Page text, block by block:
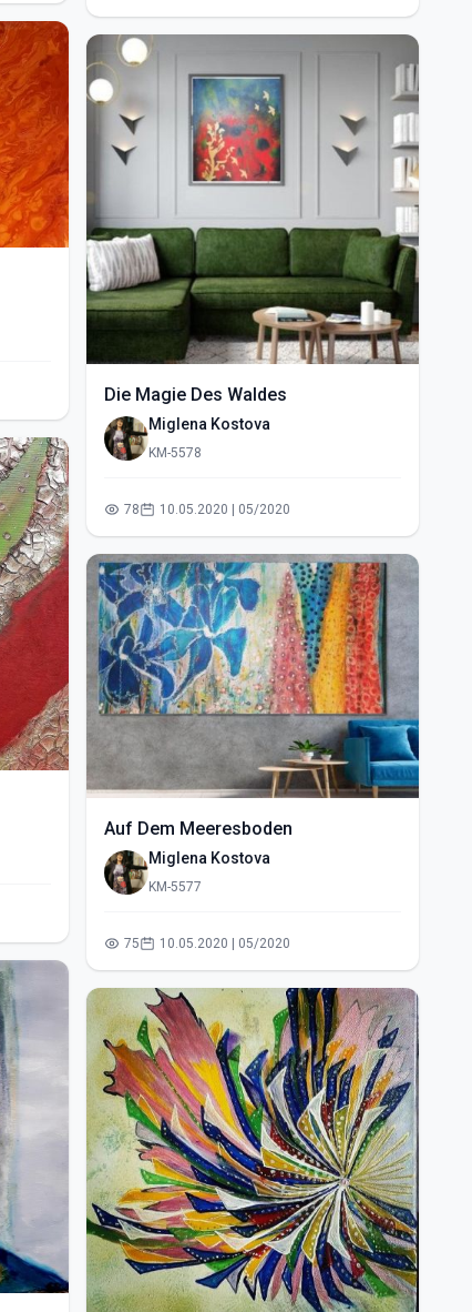
Die Magie Des Waldes
Miglena Kostova
KM-5578
78 10.05.2020 | 05/2020
Auf Dem Meeresboden
Miglena Kostova
KM-5577
75 10.05.2020 | 05/2020